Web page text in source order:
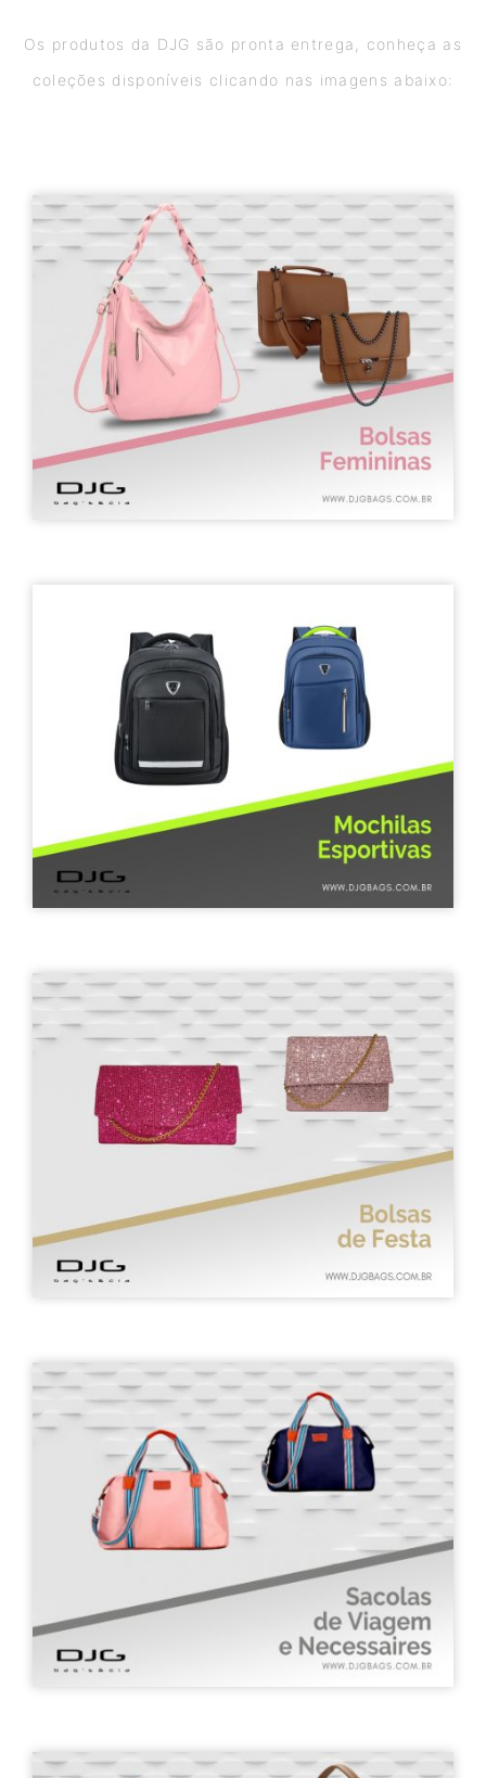
Os produtos da DJG são pronta entrega, conheça as
coleções disponíveis clicando nas imagens abaixo: